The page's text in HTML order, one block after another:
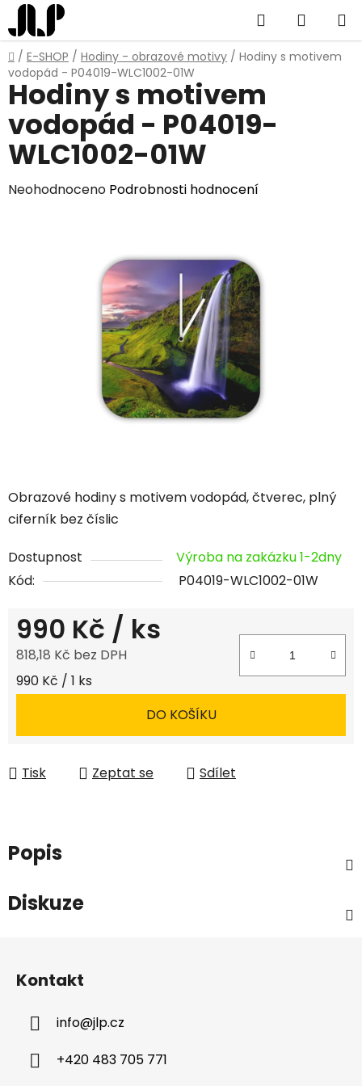
Přejít
na
obsah
Hledat
KOŠÍK
Domů
/ E-SHOP / Hodiny - obrazové motivy / Hodiny s motivem
vodopád - P04019-WLC1002-01W
Obrazové hodiny s motivem vodopád, čtverec, plný
ciferník bez číslic
Dostupnost
Výroba na zakázku 1-2dny
Kód:
P04019-WLC1002-01W
990 Kč / ks
818,18 Kč bez DPH
Měrná cena:
990 Kč / 1 ks
DO KOŠÍKU
Tisk Zeptat se Sdílet
Hodiny s motivem
vodopád - P04019-
WLC1002-01W
Průměrné
Neohodnoceno Podrobnosti hodnocení
Popis
Diskuze
Kontakt
info@jlp.cz
+420 483 705 771